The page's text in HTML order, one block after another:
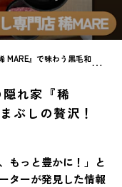
う黒毛和牛ひつまぶしの贅沢！
れ家『稀
ぶしの贅沢！
もっと豊かに！」と
ターが発見した情報